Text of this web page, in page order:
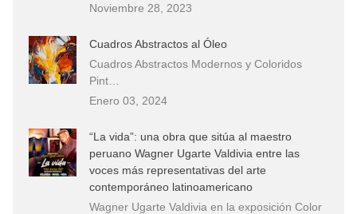
Noviembre 28, 2023
Cuadros Abstractos al Óleo
Cuadros Abstractos Modernos y Coloridos
Pint…
Enero 03, 2024
“La vida”: una obra que sitúa al maestro
peruano Wagner Ugarte Valdivia entre las
voces más representativas del arte
contemporáneo latinoamericano
Wagner Ugarte Valdivia en la exposición Color